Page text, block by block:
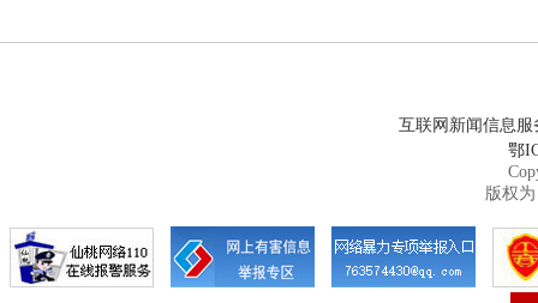
互联网新闻信息服
鄂
版权